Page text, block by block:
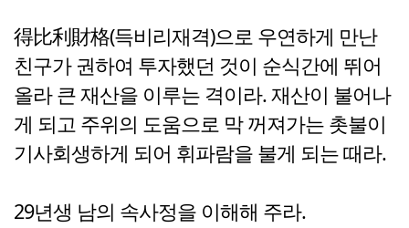
得比利財格(득비리재격)으로 우연하게 만난
친구가 권하여 투자했던 것이 순식간에 뛰어
올라 큰 재산을 이루는 격이라. 재산이 불어나
게 되고 주위의 도움으로 막 꺼져가는 촛불이
기사회생하게 되어 휘파람을 불게 되는 때라.
29년생 남의 속사정을 이해해 주라.